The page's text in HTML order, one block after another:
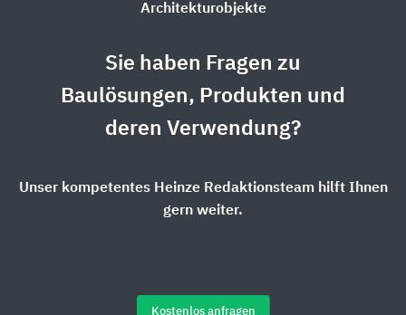
Architekturobjekte
Sie haben Fragen zu
Baulösungen, Produkten und
deren Verwendung?
Unser kompetentes Heinze Redaktionsteam hilft Ihnen
gern weiter.
Kostenlos anfragen